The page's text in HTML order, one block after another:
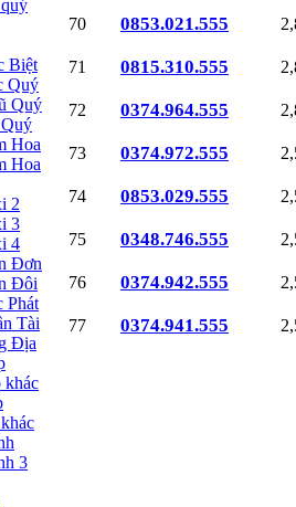
Biệt
Quý
Quý
Hoa
Hoa
2
3
4
Đơn
Đôi
Phát
Tài
Địa
khác
3
70 0853.021.555
71 0815.310.555
72 0374.964.555
73 0374.972.555
74 0853.029.555
75 0348.746.555
76 0374.942.555
77 0374.941.555